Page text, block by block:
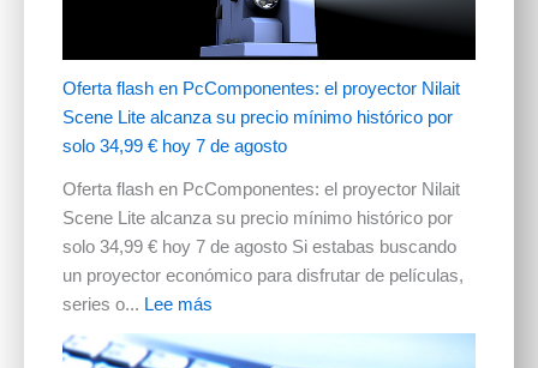
Oferta flash en PcComponentes: el proyector Nilait
Scene Lite alcanza su precio mínimo histórico por
solo 34,99 € hoy 7 de agosto
Oferta flash en PcComponentes: el proyector Nilait
Scene Lite alcanza su precio mínimo histórico por
solo 34,99 € hoy 7 de agosto Si estabas buscando
un proyector económico para disfrutar de películas,
series o... Lee más